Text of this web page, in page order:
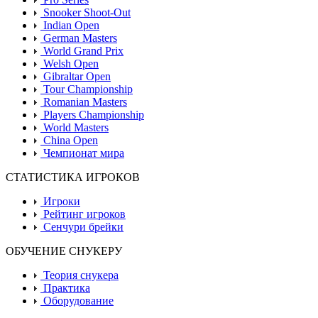
Snooker Shoot-Out
Indian Open
German Masters
World Grand Prix
Welsh Open
Gibraltar Open
Tour Championship
Romanian Masters
Players Championship
World Masters
China Open
Чемпионат мира
СТАТИСТИКА ИГРОКОВ
Игроки
Рейтинг игроков
Сенчури брейки
ОБУЧЕНИЕ СНУКЕРУ
Теория снукера
Практика
Оборудование